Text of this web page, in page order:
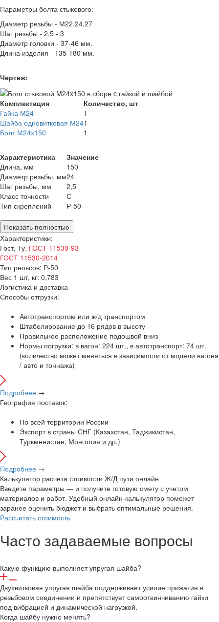
Параметры болта стыкового:
Диаметр резьбы - М22,24,27
Шаг резьбы - 2,5 - 3
Диаметр головки - 37-46 мм.
Длина изделия - 135-180 мм.
Чертеж:
Комплектация
Количество, шт
Гайка М24
1
Шайба одновитковая М241
Болт М24х150
1
Характеристика
Значение
Длина, мм
150
Диаметр резьбы, мм24
Шаг резьбы, мм
2,5
Класс точности
С
Тип скреплений
Р-50
Показать полностью
Характеристики:
Гост, Ту: ГОСТ 11530-93
ГОСТ 11530-2014
Тип рельсов: Р-50
Вес 1 шт, кг: 0,783
Логистика и доставка
Способы отгрузки:
Автотранспортом или ж/д транспортом
Штабелирование до 16 рядов в высоту
Правильное расположение подошвой вниз
Нормы погрузки: в вагон: 224 шт., в автотранспорт: 74 шт.
(количество может меняться в зависимости от модели вагона
/ авто и тоннажа)
Подробнее
География поставок:
По всей территории России
Экспорт в страны СНГ (Казахстан, Таджикистан,
Туркменистан, Монголия и др.)
Подробнее
Калькулятор расчета стоимости Ж/Д пути онлайн
Введите параметры — и получите готовую смету с учетом
материалов и работ. Удобный онлайн-калькулятор поможет
заранее оценить бюджет и выбрать оптимальные решения.
Рассчитать стоимость
Часто задаваемые вопросы
Какую функцию выполняет упругая шайба?
Двухвитковая упругая шайба поддерживает усилие прижатия в
резьбовом соединении и препятствует самоотвинчиванию гайки
под вибрацией и динамической нагрузкой.
Когда шайбу нужно менять?